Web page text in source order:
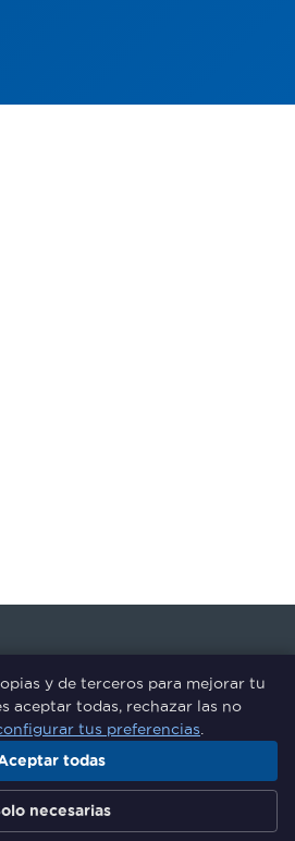
de
y de terceros para mejorar tu
aceptar todas, rechazar las no
tus preferencias
todas
necesarias